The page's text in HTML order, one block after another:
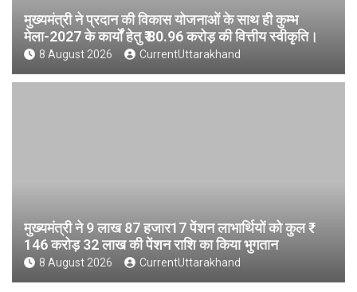
मुख्यमंत्री ने प्रदान की विकास योजनाओं के साथ ही कुम्भ
मेला-2027 के कार्यों हेतु ₹ 80.96 करोड़ की वित्तीय स्वीकृति।
8 August 2026 CurrentUttarakhand
मुख्यमंत्री ने 9 लाख 87 हजार17 पेंशन लाभार्थियों को कुल ₹
146 करोड़ 32 लाख की पेंशन राशि का किया भुगतान
8 August 2026 CurrentUttarakhand